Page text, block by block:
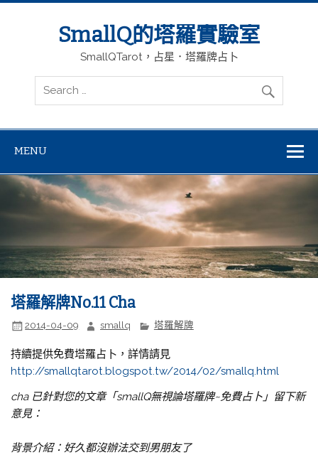
SmallQ的塔羅實驗室
SmallQTarot，占星．塔羅牌占卜
MENU
塔羅解牌No.11 Cha
2014-04-09 smallq 塔羅解牌
持續提供免費塔羅占卜，詳情請見
http://smallqtarot.blogspot.tw/2014/02/smallq.html
cha 已針對您的文章「smallQ無視論塔羅牌~免費占卜」留下新
意見：
背景介紹：好久都沒辦法交到男朋友了